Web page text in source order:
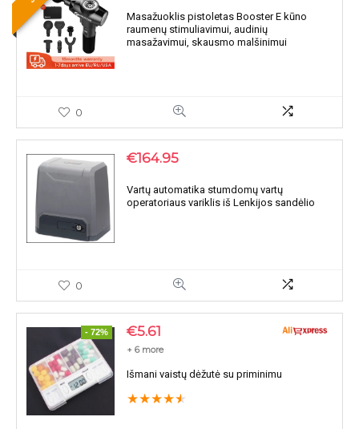
Masažuoklis pistoletas Booster E kūno
raumenų stimuliavimui, audinių
masažavimui, skausmo malšinimui
0
€164.95
Vartų automatika stumdomų vartų
operatoriaus variklis iš Lenkijos sandėlio
0
- 72% €5.61
+ 6 more
Išmani vaistų dėžutė su priminimu
★★★★★